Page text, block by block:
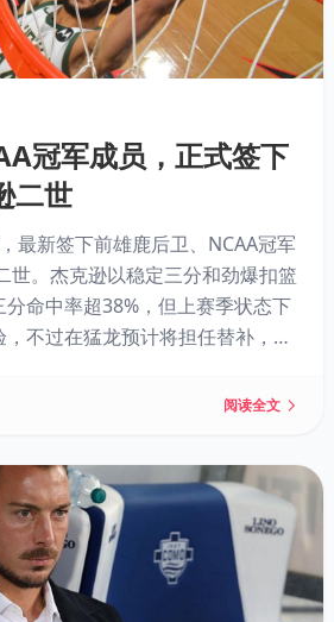
冠军成员，正式签下
二世
最新签下前雄鹿后卫、NCAA冠军
世。杰克逊以稳定三分和劲爆扣篮
分命中率超38%，但上赛季状态下
不过在猛龙预计将担任替补，有
阅读全文